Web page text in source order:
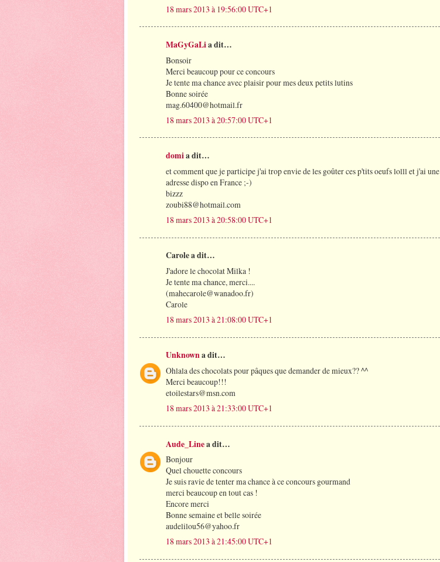
18 mars 2013 à 19:56:00 UTC+1
MaGyGaLia dit…
Bonsoir
Merci beaucoup pour ce concours
Je tente ma chance avec plaisir pour mes deux petits lutins
Bonne soirée
mag.60400@hotmail.fr
18 mars 2013 à 20:57:00 UTC+1
domia dit…
et comment que je participe j'ai trop envie de les goûter ces p'tits oeufs lolll et j'ai une
adresse dispo en France ;-)
bizzz
zoubi88@hotmail.com
18 mars 2013 à 20:58:00 UTC+1
Carole a dit…
J'adore le chocolat Milka !
Je tente ma chance, merci....
(mahecarole@wanadoo.fr)
Carole
18 mars 2013 à 21:08:00 UTC+1
Unknowna dit…
Ohlala des chocolats pour pâques que demander de mieux?? ^^
Merci beaucoup!!!
etoilestars@msn.com
18 mars 2013 à 21:33:00 UTC+1
Aude_Linea dit…
Bonjour
Quel chouette concours
Je suis ravie de tenter ma chance à ce concours gourmand
merci beaucoup en tout cas !
Encore merci
Bonne semaine et belle soirée
audelilou56@yahoo.fr
18 mars 2013 à 21:45:00 UTC+1